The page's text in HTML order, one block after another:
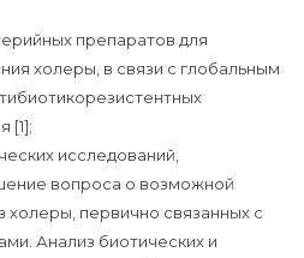
препаратов для
холеры, в связи с глобальным
[1];
исследований,
вопроса о возможной
холеры, первично связанных с
Анализ биотических и